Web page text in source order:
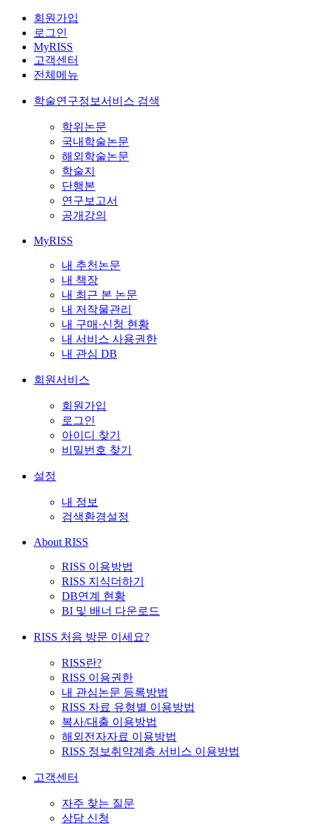
회원가입
로그인
MyRISS
고객센터
전체메뉴
학술연구정보서비스 검색
학위논문
국내학술논문
해외학술논문
학술지
단행본
연구보고서
공개강의
MyRISS
내 추천논문
내 책장
내 최근 본 논문
내 저작물관리
내 구매·신청 현황
내 서비스 사용권한
내 관심 DB
회원서비스
회원가입
로그인
아이디 찾기
비밀번호 찾기
설정
내 정보
검색환경설정
About RISS
RISS 이용방법
RISS 지식더하기
DB연계 현황
BI 및 배너 다운로드
RISS 처음 방문 이세요?
RISS란?
RISS 이용권한
내 관심논문 등록방법
RISS 자료 유형별 이용방법
복사/대출 이용방법
해외전자자료 이용방법
RISS 정보취약계층 서비스 이용방법
고객센터
자주 찾는 질문
상담 신청